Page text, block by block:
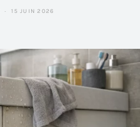
15 JUIN 2026